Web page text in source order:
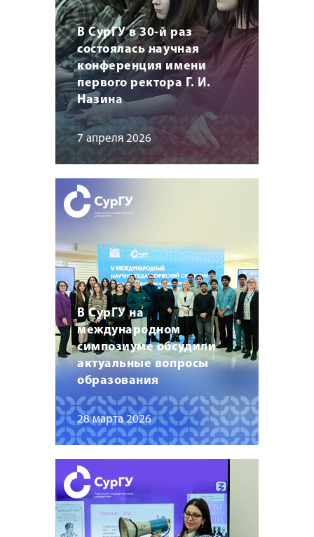
В СурГУ в 30-й раз
состоялась научная
конференция имени
первого ректора Г. И.
Назина
7 апреля 2026
В СурГУ на
международном
симпозиуме обсудили
актуальные вопросы
образования
28 марта 2026